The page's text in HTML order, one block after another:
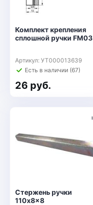
Комплект крепления
сплошной ручки FM03
Артикул: УТ000013639
Есть в наличии (67)
26 руб.
Стержень ручки
110x8x8